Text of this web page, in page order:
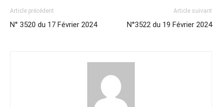
Article précédent
N° 3520 du 17 Février 2024
Article suivant
N°3522 du 19 Février 2024